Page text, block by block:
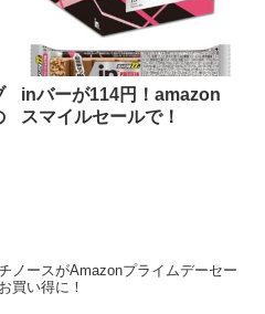
inバーが114円！amazon
スマイルセールで！
ノースがAmazonプライムデーセー
買い得に！